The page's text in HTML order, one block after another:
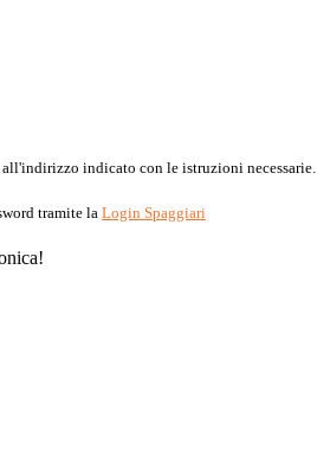
indicato con le istruzioni necessarie.
tramite la Login Spaggiari